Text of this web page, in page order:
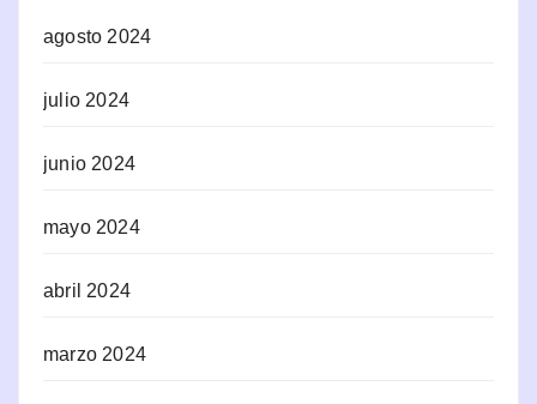
agosto 2024
julio 2024
junio 2024
mayo 2024
abril 2024
marzo 2024